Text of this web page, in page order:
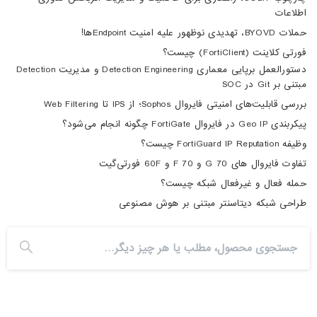
اطلاعات
حملات BYOVD، تهدیدی نوظهور علیه امنیت Endpointها!
فورتی کلاینت (FortiClient) چیست؟
دستورالعمل برپایی معماری Detection Engineering و مدیریت Detection
مبتنی بر Git در SOC
بررسی قابلیت‌های امنیتی فایروال Sophos؛ از IPS تا Web Filtering
پیکربندی Geo IP در فایروال FortiGate چگونه انجام می‌شود؟
وظیفه FortiGuard IP Reputation چیست؟
تفاوت فایروال های 70 G و 70 F و 60F فورتی‌گیت
حمله فعال و غیرفعال شبکه چیست؟
طراحی شبکه دیتاسنتر مبتنی بر هوش مصنوعی